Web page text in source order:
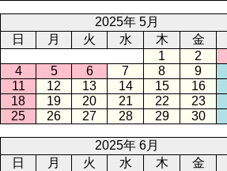
2025年 5月
日
月 火 水 木 金
1
2
4
5 6 7 8 9
11
12 13 14 15 16
18
19 20 21 22 23
25
26 27 28 29 30
2025年 6月
日
月 火 水 木 金